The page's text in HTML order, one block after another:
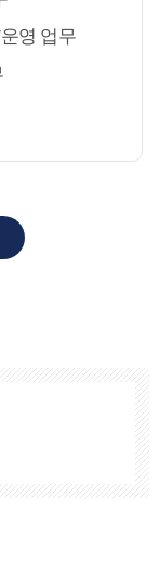
영 업무